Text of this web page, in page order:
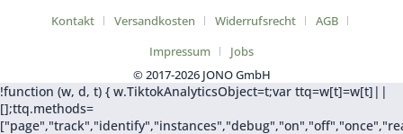
Kontakt Versandkosten Widerrufsrecht
AGB
Impressum
Jobs
© 2017-2026 JONO GmbH
!function (w, d, t) { w.TiktokAnalyticsObject=t;var ttq=w[t]=w[t]||
[];ttq.methods=